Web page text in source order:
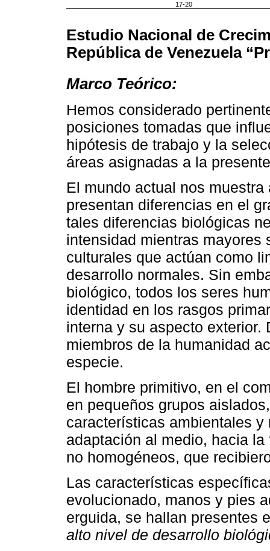
17-20
Estudio Nacional de
República de Venezuela
Marco Teórico:
Hemos considerado
posiciones tomadas que
hipótesis de trabajo y la
áreas asignadas a la
El mundo actual nos
presentan diferencias en el
tales diferencias biológicas
intensidad mientras
culturales que actúan como
desarrollo normales. Sin
biológico, todos los seres
identidad en los rasgos
interna y su aspecto
miembros de la humanidad
especie.
El hombre primitivo, en el
en pequeños grupos
características ambientales
adaptación al medio, hacia
no homogéneos, que
Las características
evolucionado, manos y pies
erguida, se hallan presentes
alto nivel de desarrollo